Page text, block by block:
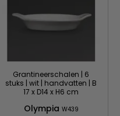
Grantineerschalen | 6
stuks | wit | handvatten | B
17 x D14 x H6 cm
Olympia W439